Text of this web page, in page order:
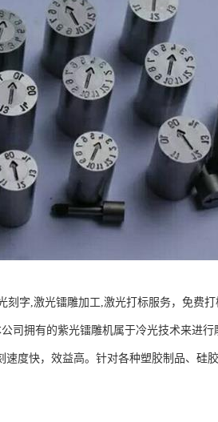
字,激光镭雕加工,激光打标服务，免费
司拥有的紫光镭雕机属于冷光技术来进
度快，效益高。针对各种塑胶制品、硅